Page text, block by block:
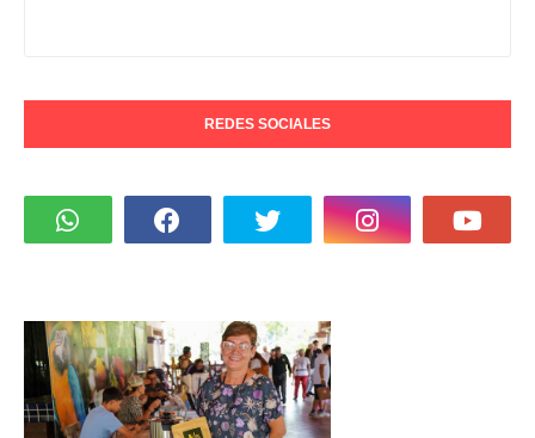
REDES SOCIALES